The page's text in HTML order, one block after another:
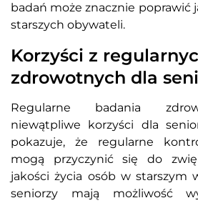
badań może znacznie poprawić
starszych obywateli.
Korzyści z
zdrowotnych dla
Regularne badania
niewątpliwe korzyści dla
pokazuje, że regularne
mogą przyczynić się do
jakości życia osób w starszym
seniorzy mają możliwość